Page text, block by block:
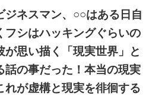
ネスマン、○○はある日自
シはハッキングぐらいの
思い描く「現実世界」と
の事だった！本当の現実
が虚構と現実を徘徊する